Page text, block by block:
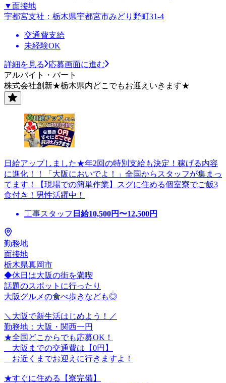
▼面接地
宇都宮支社：栃木県宇都宮市みどり野町31-4
交通費支給
未経験OK
詳細を見る
応募画面に進む
アルバイト・パート
株式会社創新★栃木県内どこでもお迎えいきます★
日給アップしました★年2回の特別支給も決定！稼げる内容
に進化！！「大阪においでよ！」全国からスタッフが集まっ
てます！【現場での簡単作業】スグに住める個室寮でご飯3
食付き！男性活躍中！
工事スタッフ 日給10,500円〜12,500円
勤務地
面接地
栃木県真岡市
◆休日は大阪の街を満喫
話題のスポットに行ったり
大阪グルメの食べ歩きなども◎
＼大阪で新生活はじめよう！／
勤務地：大阪・関西一円
★全国どこからでも応募OK！
大阪までの交通費は【0円】
お近くまでお迎えに行きますよ！
★すぐに住める【寮完備】